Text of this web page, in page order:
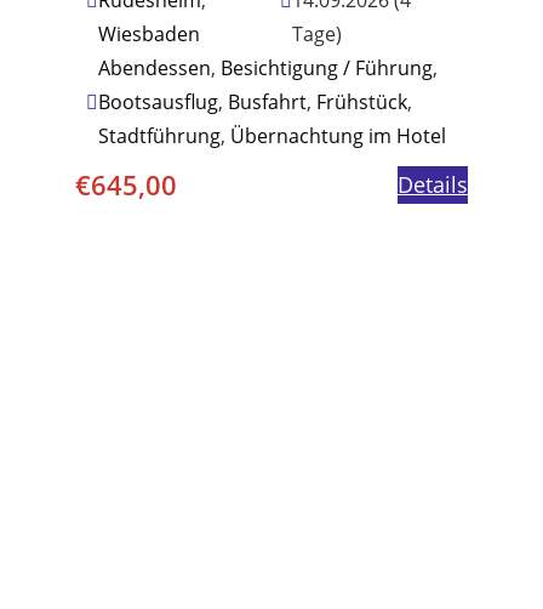
Wiesbaden
Tage)
Abendessen, Besichtigung / Führung,
Bootsausflug, Busfahrt, Frühstück,
Stadtführung, Übernachtung im Hotel
€645,00 Details